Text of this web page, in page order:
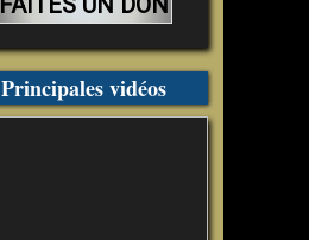
Principales vidéos